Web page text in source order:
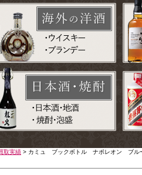
取実績 > カミュ ブックボトル ナポレオン ブル